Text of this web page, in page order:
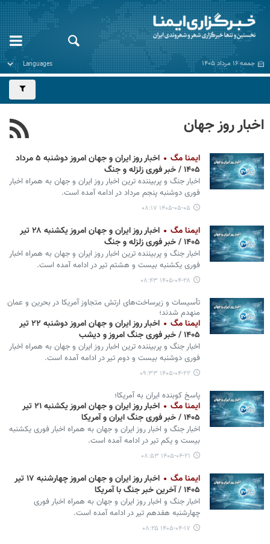
جمعه ۱۶ مرداد ۱۴۰۵
اخبار روز جهان
ایمنا مگ
اخبار روز ایران و جهان امروز دوشنبه ۵ مرداد
۱۴۰۵ / خبر فوری زلزله و جنگ
اخبار جنگ و پربیننده ترین اخبار روز ایران و جهان به همراه اخبار
فوری دوشنبه پنجم مرداد در ادامه آمده است.
۱۴۰۵-۰۵-۰۵ ۰۸:۱۷
ایمنا مگ
اخبار روز ایران و جهان امروز یکشنبه ۲۸ تیر
۱۴۰۵ / خبر فوری زلزله و جنگ
اخبار جنگ و پربیننده ترین اخبار روز ایران و جهان به همراه اخبار
فوری یکشنبه بیست و هشتم تیر در ادامه آمده است.
۱۴۰۵-۰۴-۲۸ ۰۸:۴۳
تأسیسات و زیرساخت‌های ارتش متجاوز آمریکا در بحرین و عمان
منهدم شدند؛
ایمنا مگ
اخبار روز ایران و جهان امروز دوشنبه ۲۲ تیر
۱۴۰۵ / خبر فوری جنگ امروز و دیشب
اخبار جنگ و پربیننده ترین اخبار روز ایران و جهان به همراه اخبار
فوری دوشنبه بیست و دوم تیر در ادامه آمده است.
۱۴۰۵-۰۴-۲۲ ۰۹:۳۳
پاسخ کوبنده ایران به آمریکا؛
ایمنا مگ
اخبار روز ایران و جهان امروز یکشنبه ۲۱ تیر
۱۴۰۵ / خبر فوری جنگ ایران و آمریکا
اخبار جنگ و اخبار روز ایران و جهان به همراه اخبار فوری یکشنبه
بیست و یکم تیر در ادامه آمده است.
۱۴۰۵-۰۴-۲۱ ۰۸:۵۳
ایمنا مگ
اخبار روز ایران و جهان امروز چهارشنبه ۱۷ تیر
۱۴۰۵ / آخرین خبر جنگ با آمریکا
اخبار جنگ و اخبار روز ایران و جهان به همراه اخبار فوری
چهارشنبه هفدهم تیر در ادامه آمده است.
۱۴۰۵-۰۴-۱۷ ۰۸:۲۵